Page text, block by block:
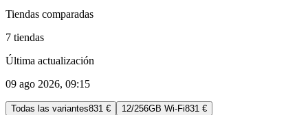
Tiendas comparadas
7 tiendas
Última actualización
09 ago 2026, 09:15
Todas las variantes831 € 12/256GB Wi-Fi831 €